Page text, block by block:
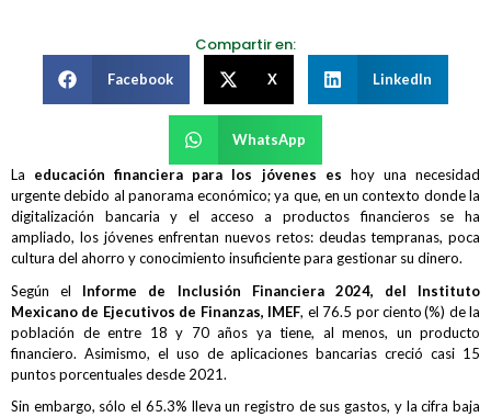
Compartir en:
Facebook X LinkedIn
WhatsApp
La educación financiera para los jóvenes es hoy una necesidad
urgente debido al panorama económico; ya que, en un contexto donde la
digitalización bancaria y el acceso a productos financieros se ha
ampliado, los jóvenes enfrentan nuevos retos: deudas tempranas, poca
cultura del ahorro y conocimiento insuficiente para gestionar su dinero.
Según el Informe de Inclusión Financiera 2024, del Instituto
Mexicano de Ejecutivos de Finanzas, IMEF, el 76.5 por ciento (%) de la
población de entre 18 y 70 años ya tiene, al menos, un producto
financiero. Asimismo, el uso de aplicaciones bancarias creció casi 15
puntos porcentuales desde 2021.
Sin embargo, sólo el 65.3% lleva un registro de sus gastos, y la cifra baja